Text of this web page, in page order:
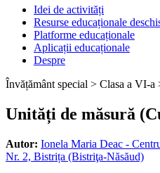
Idei de activități
Resurse educaționale
Platforme educaționale
Aplicații educaționale
Despre
Învățământ special > Clasa a VI-a
Unități de măsură
Autor: Ionela Maria Deac -
Nr. 2, Bistrița (Bistriţa-Năsăud)